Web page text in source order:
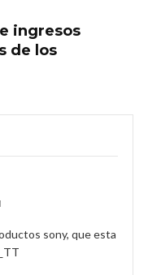
ingresos
de los
sony, que esta